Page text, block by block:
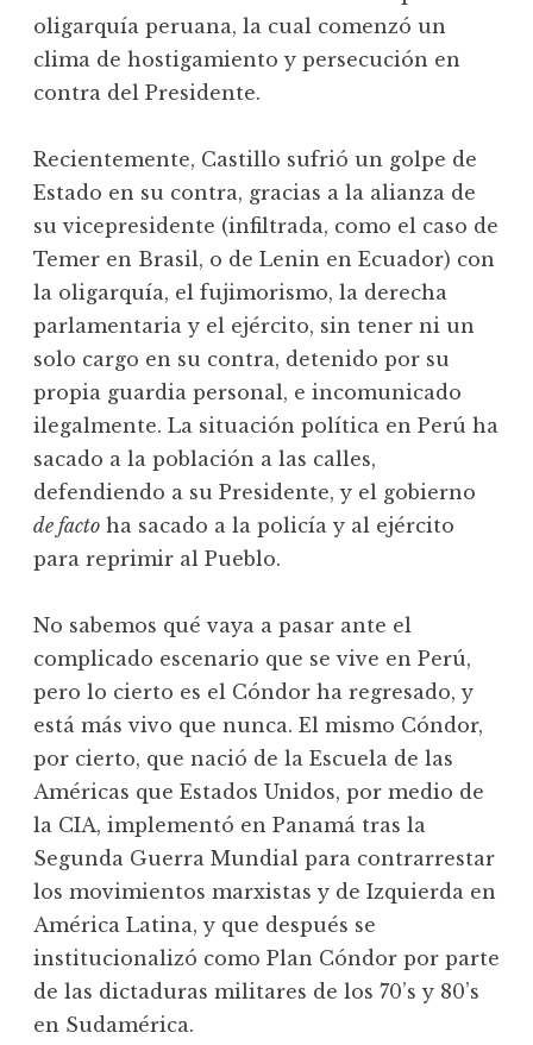
oligarquía peruana, la cual comenzó un
clima de hostigamiento y persecución en
contra del Presidente.
Recientemente, Castillo sufrió un golpe de
Estado en su contra, gracias a la alianza de
su vicepresidente (infiltrada, como el caso de
Temer en Brasil, o de Lenin en Ecuador) con
la oligarquía, el fujimorismo, la derecha
parlamentaria y el ejército, sin tener ni un
solo cargo en su contra, detenido por su
propia guardia personal, e incomunicado
ilegalmente. La situación política en Perú ha
sacado a la población a las calles,
defendiendo a su Presidente, y el gobierno
de facto ha sacado a la policía y al ejército
para reprimir al Pueblo.
No sabemos qué vaya a pasar ante el
complicado escenario que se vive en Perú,
pero lo cierto es el Cóndor ha regresado, y
está más vivo que nunca. El mismo Cóndor,
por cierto, que nació de la Escuela de las
Américas que Estados Unidos, por medio de
la CIA, implementó en Panamá tras la
Segunda Guerra Mundial para contrarrestar
los movimientos marxistas y de Izquierda en
América Latina, y que después se
institucionalizó como Plan Cóndor por parte
de las dictaduras militares de los 70’s y 80’s
en Sudamérica.